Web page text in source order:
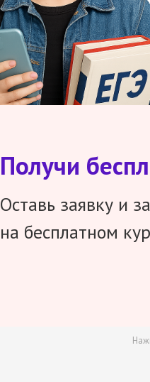
Получи
Оставь заявку и
на бесплатном